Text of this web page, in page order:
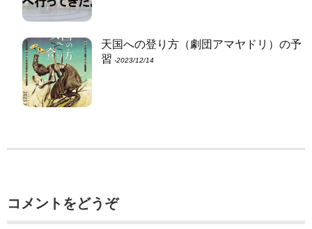
天国への登り方（劇団アマヤドリ）の予
習 ‐2023/12/14
コメントをどうぞ